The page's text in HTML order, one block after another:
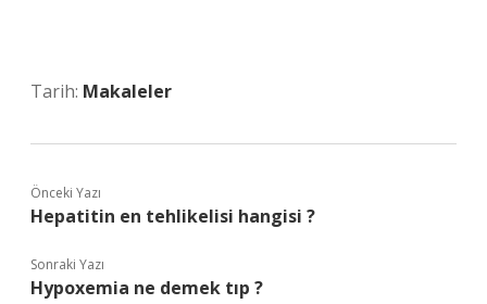
Tarih: Makaleler
Önceki Yazı
Hepatitin en tehlikelisi hangisi ?
Sonraki Yazı
Hypoxemia ne demek tıp ?